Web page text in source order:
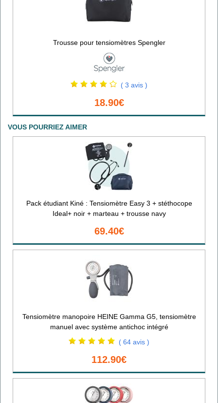
Trousse pour tensiomètres Spengler
( 3 avis )
18.90€
VOUS POURRIEZ AIMER
Pack étudiant Kiné : Tensiomètre Easy 3 + stéthocope
Ideal+ noir + marteau + trousse navy
69.40€
Tensiomètre manopoire HEINE Gamma G5, tensiomètre
manuel avec système antichoc intégré
( 64 avis )
112.90€